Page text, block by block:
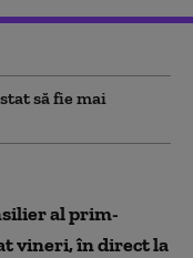
să fie mai
al prim-
vineri, în direct la